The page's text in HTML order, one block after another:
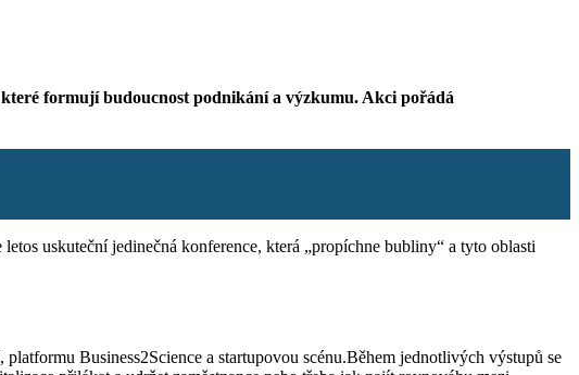
formují budoucnost podnikání a výzkumu. Akci pořádá
uskuteční jedinečná konference, která „propíchne bubliny“ a tyto oblasti
Business2Science a startupovou scénu.Během jednotlivých výstupů se